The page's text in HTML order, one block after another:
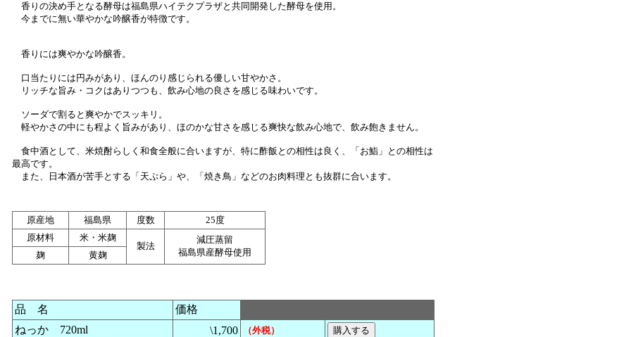
香りの決め手となる酵母は福島県ハイテクプラザと共同開発した酵母を使用。
今までに無い華やかな吟醸香が特徴です。
香りには爽やかな吟醸香。
口当たりには円みがあり、ほんのり感じられる優しい甘やかさ。
リッチな旨み・コクはありつつも、飲み心地の良さを感じる味わいです。
ソーダで割ると爽やかでスッキリ。
軽やかさの中にも程よく旨みがあり、ほのかな甘さを感じる爽快な飲み心地で、飲み飽きません。
食中酒として、米焼酎らしく和食全般に合いますが、特に酢飯との相性は良く、「お鮨」との相性は
最高です。
また、日本酒が苦手とする「天ぷら」や、「焼き鳥」などのお肉料理とも抜群に合います。
原産地 福島県 度数
25度
原材料
米・米麹
製法
減圧蒸留
福島県産酵母使用
麹 黄麹
品 名
価格
ねっか 720ml
\1,700 （外税）